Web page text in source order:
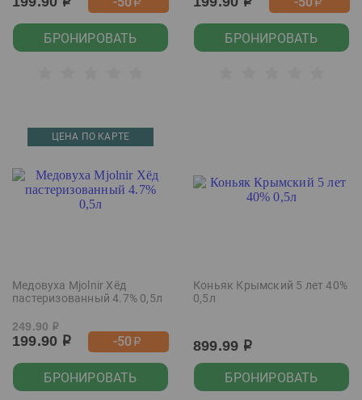
р
БРОНИРОВАТЬ
р
БРОНИРОВАТЬ
ЦЕНА ПО КАРТЕ
Медовуха Mjolnir Хёд
пастеризованный 4.7% 0,5л
249.90 р
199.90 р -50р
БРОНИРОВАТЬ
Коньяк Крымский 5 лет 40%
0,5л
899.99 р
БРОНИРОВАТЬ